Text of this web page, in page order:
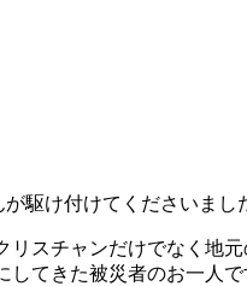
駆け付けてくださいまし
スチャンだけでなく地
てきた被災者のお一人